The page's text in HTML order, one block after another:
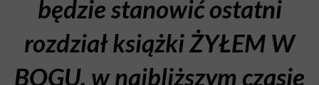
będzie stanowić ostatni
rozdział książki ŻYŁEM W
BOGU, w najbliższym czasie